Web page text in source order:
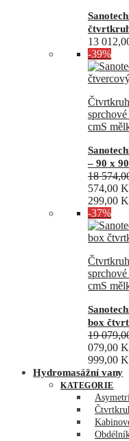
13
-39%
cmS
– 90 x
18
574,00
299,00
-37%
cmS
box
19
079,00
999,00
Hydromasážní vany
KATEGORIE